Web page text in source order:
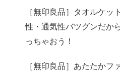
［無印良品］タオルケッ
性・通気性バツグンだか
っちゃおう！
［無印良品］あたたかフ